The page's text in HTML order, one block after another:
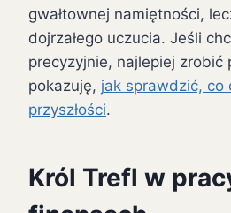
gwałtownej namiętności,
dojrzałego uczucia. Jeśli
precyzyjnie, najlepiej zrobić
pokazuję, jak sprawdzić, co
przyszłości.
Król Trefl w